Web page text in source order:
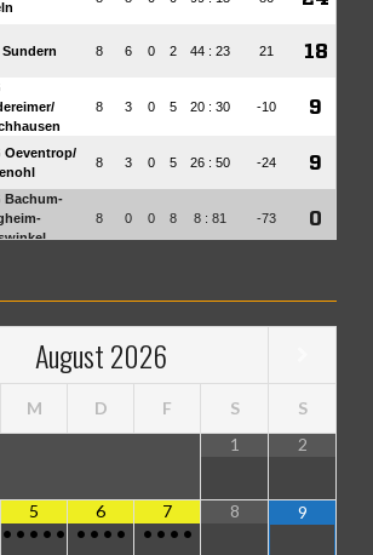
August2026
M D F S
S
1
2
5
• • • • •
6
• • • •
7
• • • •
8 9